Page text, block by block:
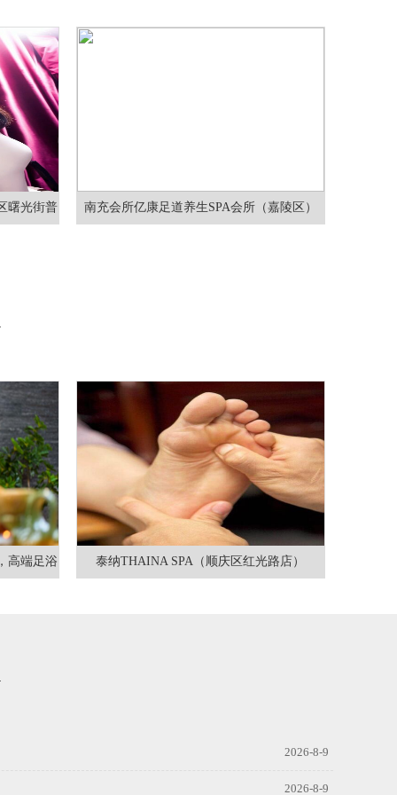
曙光街普 南充会所亿康足道养生SPA会所（嘉陵区）
高端足浴 泰纳THAINA SPA（顺庆区红光路店）
2026-8-9
2026-8-9